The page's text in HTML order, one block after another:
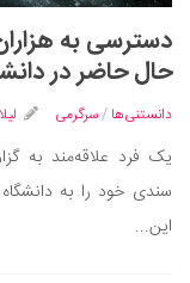
سفر و گردشگری
ایران گردی
جهان گردی
موفقیت و
سلامت
دسترسی به
حال حاضر در
دانستنی‌ها /سرگرمی
سندی خود را به
این...